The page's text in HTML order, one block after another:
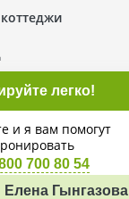
легко!
и я вам помогут
700 80 54
Елена Гынгазова